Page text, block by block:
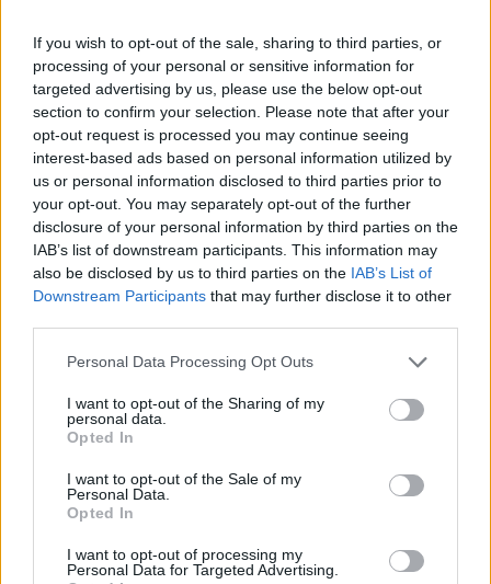
If you wish to opt-out of the sale, sharing to third parties, or
processing of your personal or sensitive information for
targeted advertising by us, please use the below opt-out
section to confirm your selection. Please note that after your
opt-out request is processed you may continue seeing
interest-based ads based on personal information utilized by
us or personal information disclosed to third parties prior to
your opt-out. You may separately opt-out of the further
disclosure of your personal information by third parties on the
IAB’s list of downstream participants. This information may
also be disclosed by us to third parties on the IAB’s List of
Downstream Participants that may further disclose it to other
Personal Data Processing Opt Outs
I want to opt-out of the Sharing of my
personal data.
Opted In
I want to opt-out of the Sale of my
Personal Data.
Opted In
I want to opt-out of processing my
Personal Data for Targeted Advertising.
posaçërisht për SHBA-në
Esim for Global
Esim for USA| Esim for Italy| Esim for Spain|Esim
for Turkey|Esim for Germany|Esim for Greece|